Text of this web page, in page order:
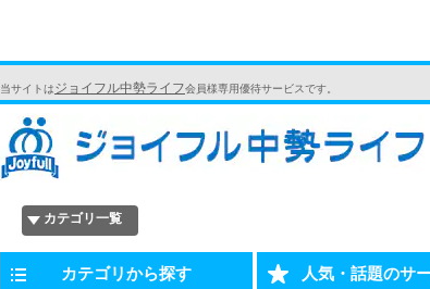
当サイトはジョイフル中勢ライフ会員様専用優待サービスです。
カテゴリ一覧
カテゴリから探す 人気・話題のサ